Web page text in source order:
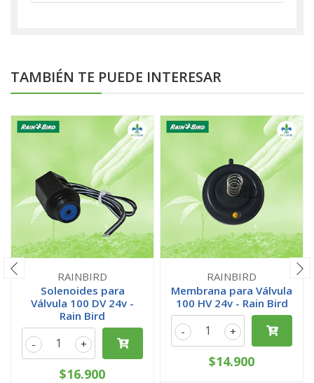
TAMBIÉN TE PUEDE INTERESAR
RAINBIRD
Solenoides para
Válvula 100 DV 24v -
Rain Bird
+
-
$16.900
RAINBIRD
Membrana para Válvula
100 HV 24v - Rain Bird
+
-
$14.900